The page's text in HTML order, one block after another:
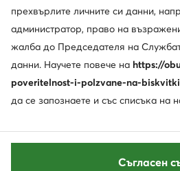
прехвърлите личните си данни,
администратор, право на
жалба до Председателя на
данни. Научете повече на https://
poveritelnost-i-polzvane-na-biskvitki
да се запознаете и със списъка на
Съгласен